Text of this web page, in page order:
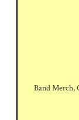
Band Merch,